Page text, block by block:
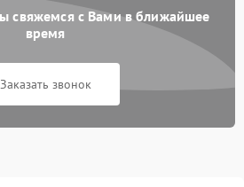
свяжемся с Вами в ближайшее
время
Заказать звонок